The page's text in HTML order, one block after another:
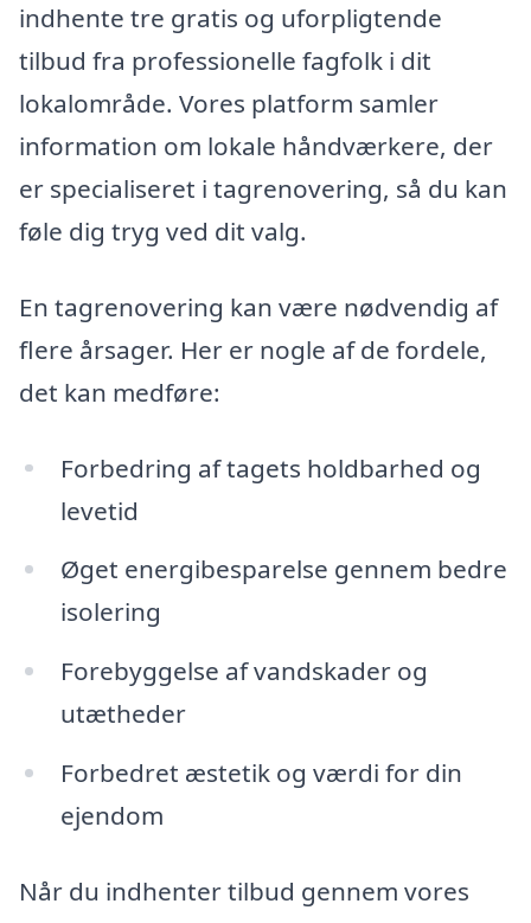
indhente tre gratis og uforpligtende
tilbud fra professionelle fagfolk i dit
lokalområde. Vores platform samler
information om lokale håndværkere, der
er specialiseret i tagrenovering, så du kan
føle dig tryg ved dit valg.
En tagrenovering kan være nødvendig af
flere årsager. Her er nogle af de fordele,
det kan medføre:
Forbedring af tagets holdbarhed og
levetid
Øget energibesparelse gennem bedre
isolering
Forebyggelse af vandskader og
utætheder
Forbedret æstetik og værdi for din
ejendom
Når du indhenter tilbud gennem vores